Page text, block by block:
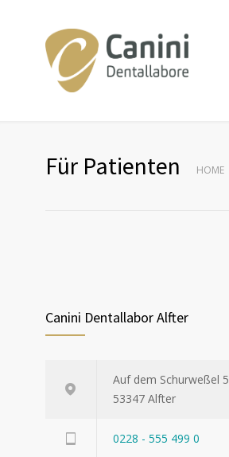
Für Patienten HOME
Canini Dentallabor Alfter
Auf dem Schurweßel 5
53347 Alfter
0228 - 555 499 0